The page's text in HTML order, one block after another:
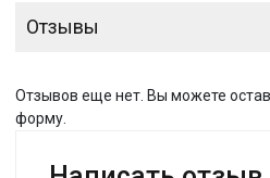
Отзывы
Отзывов еще нет. Вы можете
форму.